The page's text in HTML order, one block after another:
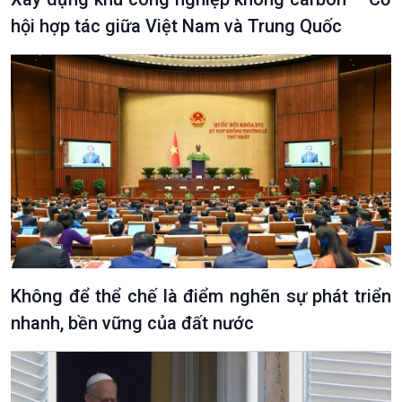
hội hợp tác giữa Việt Nam và Trung Quốc
Không để thể chế là điểm nghẽn sự phát triển
nhanh, bền vững của đất nước